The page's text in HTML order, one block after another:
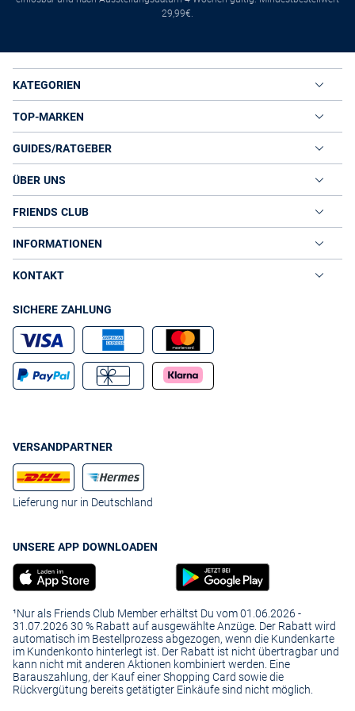
29,99€.
KATEGORIEN
TOP-MARKEN
GUIDES/RATGEBER
ÜBER UNS
FRIENDS CLUB
INFORMATIONEN
KONTAKT
SICHERE ZAHLUNG
VERSANDPARTNER
Lieferung nur in Deutschland
UNSERE APP DOWNLOADEN
¹Nur als Friends Club Member erhältst Du vom 01.06.2026 -
31.07.2026 30 % Rabatt auf ausgewählte Anzüge. Der Rabatt wird
automatisch im Bestellprozess abgezogen, wenn die Kundenkarte
im Kundenkonto hinterlegt ist. Der Rabatt ist nicht übertragbar und
kann nicht mit anderen Aktionen kombiniert werden. Eine
Barauszahlung, der Kauf einer Shopping Card sowie die
Rückvergütung bereits getätigter Einkäufe sind nicht möglich.